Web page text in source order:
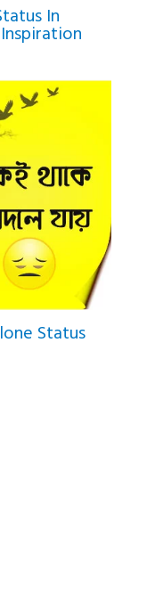
In
Status